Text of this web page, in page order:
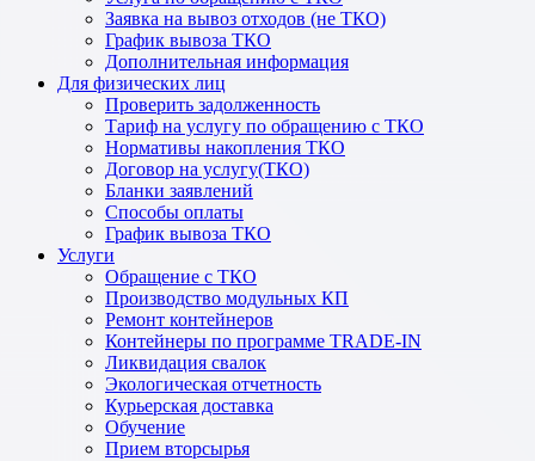
Заявка на вывоз отходов (не ТКО)
График вывоза ТКО
Дополнительная информация
Для физических лиц
Проверить задолженность
Тариф на услугу по обращению с ТКО
Нормативы накопления ТКО
Договор на услугу(ТКО)
Бланки заявлений
Способы оплаты
График вывоза ТКО
Услуги
Обращение с ТКО
Производство модульных КП
Ремонт контейнеров
Контейнеры по программе TRADE-IN
Ликвидация свалок
Экологическая отчетность
Курьерская доставка
Обучение
Прием вторсырья